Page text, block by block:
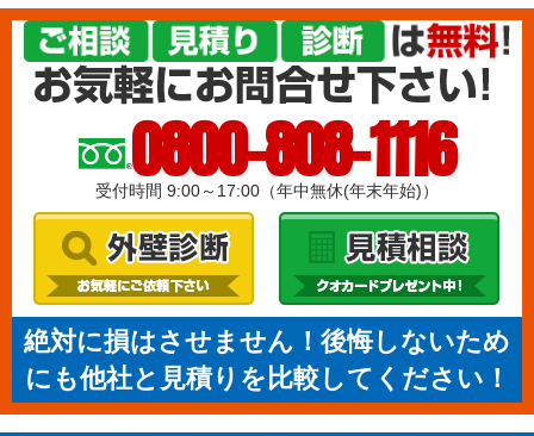
0800-808-1116
受付時間 9:00～17:00（年中無休(年末年始)）
絶対に損はさせません！後悔しないため
にも他社と見積りを比較してください！